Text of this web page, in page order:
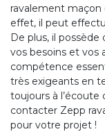
ravalement maçon
effet, il peut
De plus, il
vos besoins et vos
compétence
très exigeants en
toujours à l’écoute
contacter Zepp
pour votre projet !